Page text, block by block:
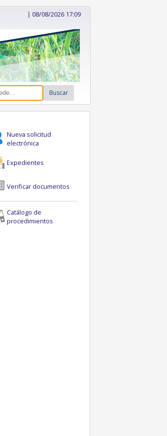
| 08/08/2026 17:09
Buscar
Nueva solicitud
electrónica
Expedientes
Verificar documentos
Catálogo de
procedimientos